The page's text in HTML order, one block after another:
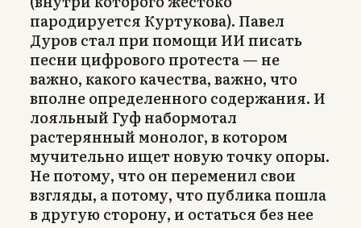
пародируется Куртукова). Павел
Дуров стал при помощи ИИ писать
песни цифрового протеста — не
важно, какого качества, важно, что
вполне определенного содержания. И
лояльный Гуф набормотал
растерянный монолог, в котором
мучительно ищет новую точку опоры.
Не потому, что он переменил свои
взгляды, а потому, что публика пошла
в другую сторону, и остаться без нее